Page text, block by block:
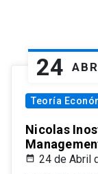
24 ABR
Teoría
Nicolas
24 de Abril